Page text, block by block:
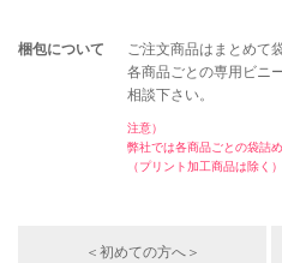
梱包について
ご注文商品はまとめて
各商品ごとの専用ビニ
相談下さい。
注意）
弊社では各商品ごとの袋詰
（プリント加工商品は除く）
＜初めての方へ＞